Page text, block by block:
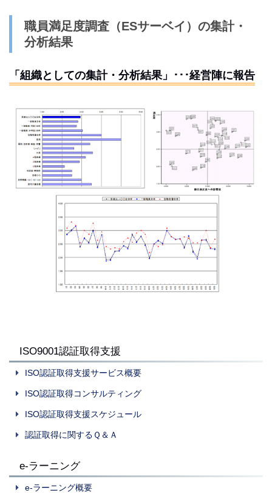
職員満足度調査（ESサーベイ）の集計・
分析結果
「組織としての集計・分析結果」･･･経営陣に報告
ISO9001認証取得支援
ISO認証取得支援サービス概要
ISO認証取得コンサルティング
ISO認証取得支援スケジュール
認証取得に関するＱ＆Ａ
e-ラーニング
e-ラーニング概要